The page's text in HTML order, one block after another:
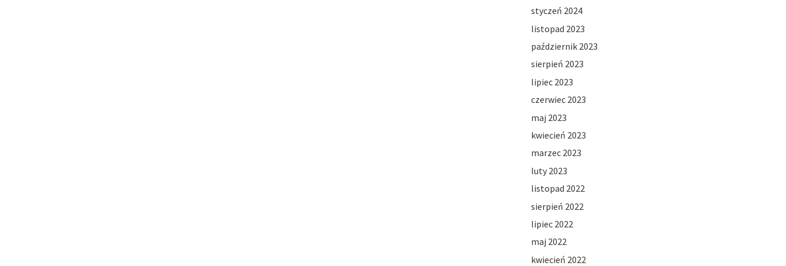
styczeń 2024
listopad 2023
październik 2023
sierpień 2023
lipiec 2023
czerwiec 2023
maj 2023
kwiecień 2023
marzec 2023
luty 2023
listopad 2022
sierpień 2022
lipiec 2022
maj 2022
kwiecień 2022